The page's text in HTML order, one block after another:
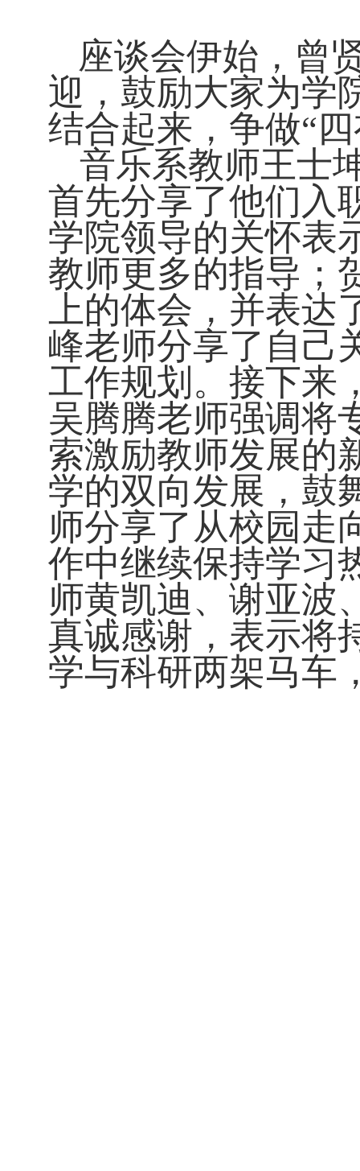
座谈会伊始，曾
迎，鼓励大家为学
结合起来，争做“
音乐系教师王士
首先分享了他们入
学院领导的关怀表
教师更多的指导；
上的体会，并表达
峰老师分享了自己
工作规划。接下来
吴腾腾老师强调将
索激励教师发展的
学的双向发展，鼓
师分享了从校园走
作中继续保持学习
师黄凯迪、谢亚波
真诚感谢，表示将
学与科研两架马车